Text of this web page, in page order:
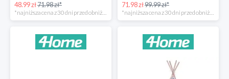
48.99 zł71.98 zł*
*najniższa cena z 30 dni przed obniżką
71.98 zł99.99 zł*
*najniższa cena z 30 dni przed obniżką